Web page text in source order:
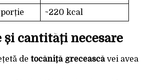
~220 kcal
cantități necesare
de tocăniță greceascăvei avea